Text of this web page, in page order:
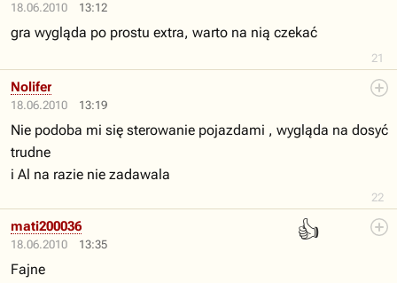
18.06.2010 13:12
21
gra wygląda po prostu extra, warto na nią czekać
18.06.2010 13:19
22
Nolifer
Nie podoba mi się sterowanie pojazdami , wygląda na dosyć
trudne
i Al na razie nie zadawala
18.06.2010 13:35
👍
mati200036
Fajne